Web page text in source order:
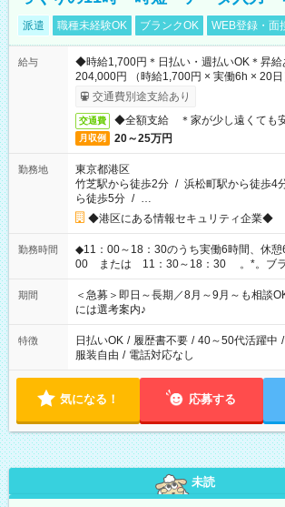
派遣 職種未経験OK ブランクOK WEB登録・面
給与
◆時給1,700円＊日払い・週払いOK＊昇給
204,000円 （時給1,700円 × 実働6h × 20日
交通費別途支給あり
交通費 ◆全額支給 ＊家が少し遠くても
月収例 20～25万円
勤務地
東京都港区
竹芝駅から徒歩2分 / 浜松町駅から徒歩4
ら徒歩5分 / …
◆港区にある情報セキュリティ企業◆
勤務時間
◆11：00～18：30のうち実働6時間、休
00 または 11：30～18：30 。*。ブランクOK！。*。 例え
ば前職が、 在宅/財団法人/事務/コールセ
スタッフ スイーツ販売/ホテルフロント/化
業界から入社して活躍されています♪
期間
＜急募＞即日～長期／8月～9月～も相談
には選考案内♪
特徴 日払いOK / 履歴書不要 / 40～50代活躍中 /
服装自由 / 電話対応なし
気になる！ 応募する
未読